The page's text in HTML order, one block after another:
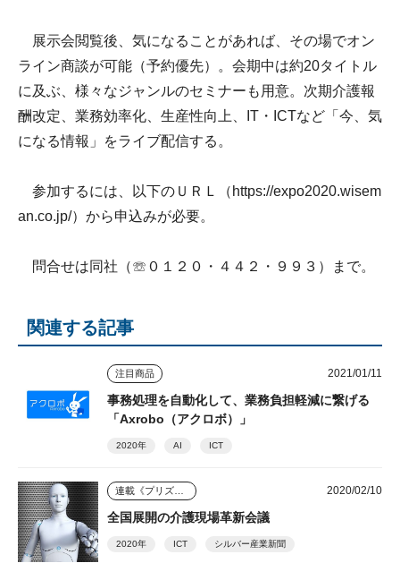
展示会閲覧後、気になることがあれば、その場でオン
ライン商談が可能（予約優先）。会期中は約20タイトル
に及ぶ、様々なジャンルのセミナーも用意。次期介護報
酬改定、業務効率化、生産性向上、IT・ICTなど「今、気
になる情報」をライブ配信する。
参加するには、以下のＵＲＬ（https://expo2020.wisem
an.co.jp/）から申込みが必要。
問合せは同社（☏０１２０・４４２・９９３）まで。
関連する記事
注目商品 2021/01/11
事務処理を自動化して、業務負担軽減に繋げる
「Axrobo（アクロボ）」
2020年 AI ICT
連載《プリズム》 2020/02/10
全国展開の介護現場革新会議
2020年 ICT シルバー産業新聞